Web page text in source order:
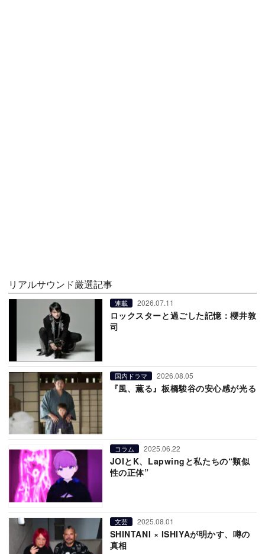
リアルサウンド厳選記事
連載 2026.07.11
ロックスターと過ごした記憶：櫻井敦
司
国内ドラマ 2026.08.05
『風、薫る』板橋駿谷の安心感が光る
コラム 2025.06.22
JOIとK、Lapwingと私たちの“類似
性の正体”
文芸 2025.08.01
SHINTANI × ISHIYAが明かす、噂の
真相